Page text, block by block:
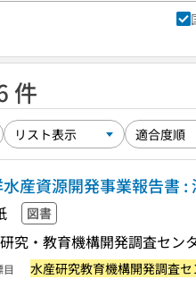
件
産資源開発事業報告書
図書
究・教育機構開発調査セン
水産研究教育機構開発調査セ